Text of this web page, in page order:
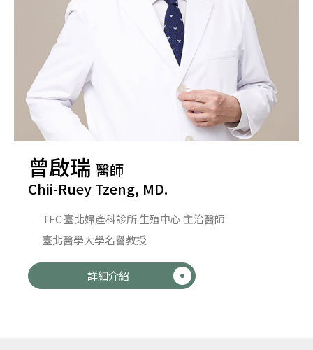
曾啟瑞醫師
Chii-Ruey Tzeng, MD.
TFC 臺北婦產科診所 生殖中心 主治醫師
臺北醫學大學名譽教授
詳細介紹